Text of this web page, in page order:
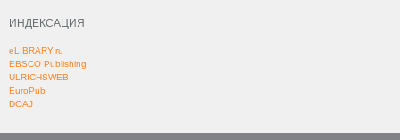
ИНДЕКСАЦИЯ
eLIBRARY.ru
EBSCO Publishing
ULRICHSWEB
EuroPub
DOAJ